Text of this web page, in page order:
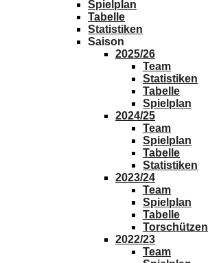
Spielplan
Tabelle
Statistiken
Saison
2025/26
Team
Statistiken
Tabelle
Spielplan
2024/25
Team
Spielplan
Tabelle
Statistiken
2023/24
Team
Spielplan
Tabelle
Torschützen
2022/23
Team